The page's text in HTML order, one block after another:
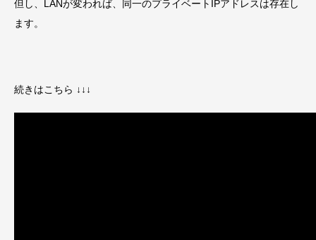
但し、LANが変われば、同一のプライベートIPアドレスは存在し
ます。
続きはこちら ↓↓↓